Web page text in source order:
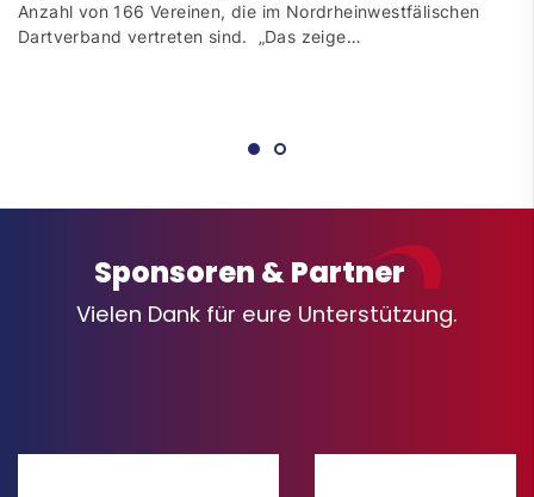
Anzahl von 166 Vereinen, die im Nordrheinwestfälischen
Dartverband vertreten sind. „Das zeige…
Sponsoren & Partner
Vielen Dank für eure Unterstützung.